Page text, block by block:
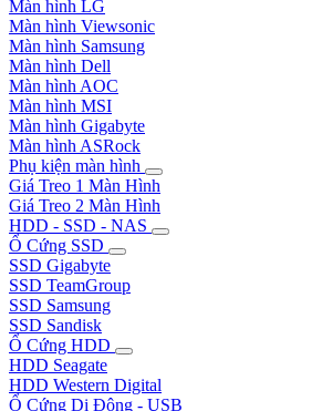
Màn hình LG
Màn hình Viewsonic
Màn hình Samsung
Màn hình Dell
Màn hình AOC
Màn hình MSI
Màn hình Gigabyte
Màn hình ASRock
Phụ kiện màn hình
Giá Treo 1 Màn Hình
Giá Treo 2 Màn Hình
HDD - SSD - NAS
Ổ Cứng SSD
SSD Gigabyte
SSD TeamGroup
SSD Samsung
SSD Sandisk
Ổ Cứng HDD
HDD Seagate
HDD Western Digital
Ổ Cứng Di Động - USB